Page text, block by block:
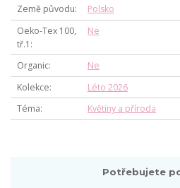
Země původu
Polsko
Oeko-Tex 100,
tř.1
Ne
Organic
Ne
Kolekce
Léto 2026
Téma
Květiny a příroda
Potřebujete